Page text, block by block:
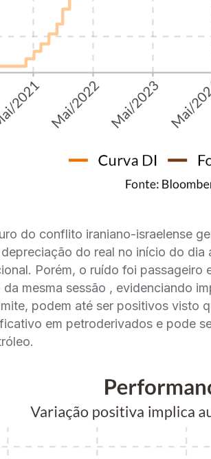
do conflito iraniano-israelense
do real no início do
Porém, o ruído foi
da mesma sessão , evidenciando
podem até ser positivos visto
em petroderivados e pode